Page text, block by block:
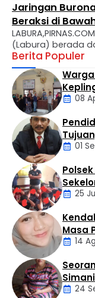
Jaringan
Beraksi di
(Labura) berada
Bandar besar
Simangunsong
mengendalikan
Selatan dan
telah berstatus
Berdasarkan
beroperasi tanpa
Berita Populer
Daerah
Tak08
Artikel
01
Daerah
25
Artikel
Masa
14
24